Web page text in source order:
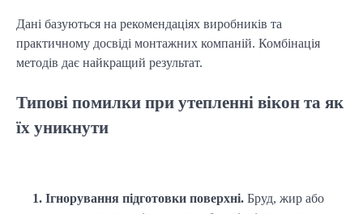
Дані базуються на рекомендаціях виробників та
практичному досвіді монтажних компаній. Комбінація
методів дає найкращий результат.
Типові помилки при утепленні вікон та як
їх уникнути
1. Ігнорування підготовки поверхні. Бруд, жир або